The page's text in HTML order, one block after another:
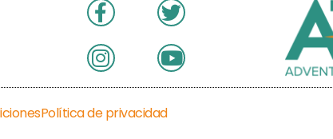
Política de privacidad